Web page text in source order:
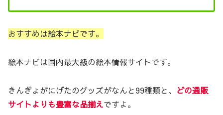
おすすめは絵本ナビです。
絵本ナビは国内最大級の絵本情報サイトです。
きんぎょがにげたのグッズがなんと99種類と、 どの通販
サイトよりも豊富な品揃えですよ。